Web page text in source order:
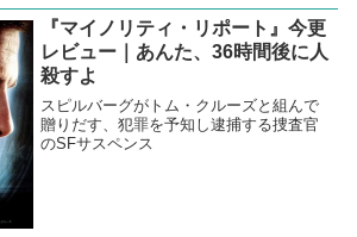
『マイノリティ・リポート』今更
レビュー｜あんた、36時間後に人
殺すよ
スピルバーグがトム・クルーズと組んで
贈りだす、犯罪を予知し逮捕する捜査官
のSFサスペンス